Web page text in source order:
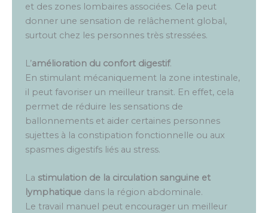
et des zones lombaires associées. Cela peut
donner une sensation de relâchement global,
surtout chez les personnes très stressées.
L’amélioration du confort digestif.
En stimulant mécaniquement la zone intestinale,
il peut favoriser un meilleur transit. En effet, cela
permet de réduire les sensations de
ballonnements et aider certaines personnes
sujettes à la constipation fonctionnelle ou aux
spasmes digestifs liés au stress.
La stimulation de la circulation sanguine et
lymphatiquedans la région abdominale.
Le travail manuel peut encourager un meilleur